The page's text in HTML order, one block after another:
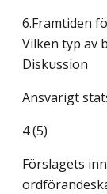
6.Framtiden
Vilken typ av
Diskussion
Ansvarigt
4 (5)
Förslagets